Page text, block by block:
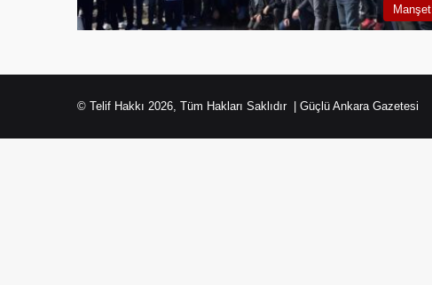
Manşet
© Telif Hakkı 2026, Tüm Hakları Saklıdır | Güçlü Ankara Gazetesi